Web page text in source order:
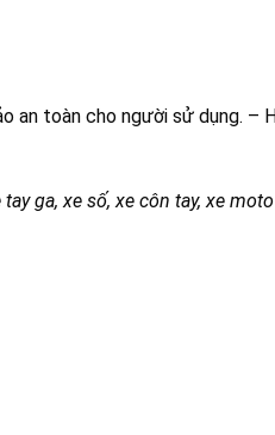
an toàn cho người sử dụng. –
ga, xe số, xe côn tay, xe